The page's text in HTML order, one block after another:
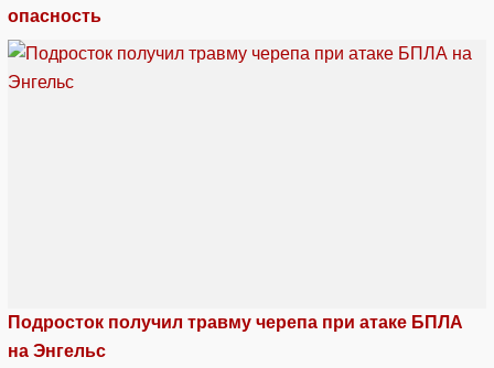
опасность
Подросток получил травму черепа при атаке БПЛА
на Энгельс